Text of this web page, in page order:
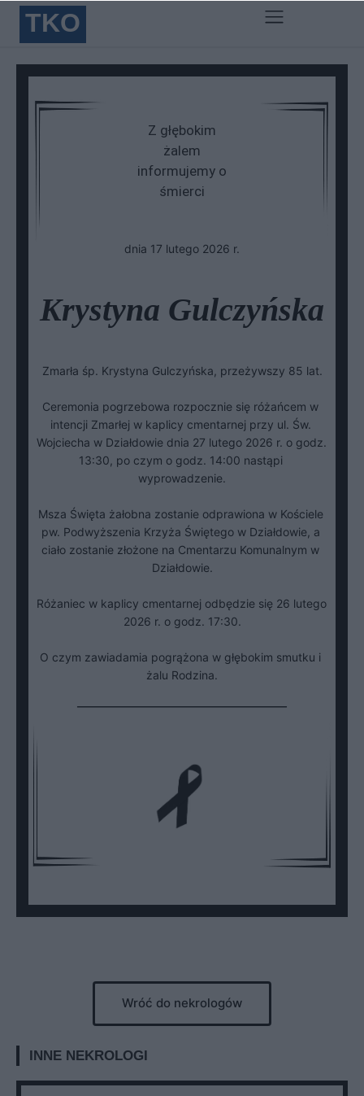
TKO
Z głębokim
żalem
informujemy o
śmierci
dnia 17 lutego 2026 r.
Krystyna Gulczyńska
Zmarła śp. Krystyna Gulczyńska, przeżywszy 85 lat.
Ceremonia pogrzebowa rozpocznie się różańcem w
intencji Zmarłej w kaplicy cmentarnej przy ul. Św.
Wojciecha w Działdowie dnia 27 lutego 2026 r. o godz.
13:30, po czym o godz. 14:00 nastąpi
wyprowadzenie.
Msza Święta żałobna zostanie odprawiona w Kościele
pw. Podwyższenia Krzyża Świętego w Działdowie, a
ciało zostanie złożone na Cmentarzu Komunalnym w
Działdowie.
Różaniec w kaplicy cmentarnej odbędzie się 26 lutego
2026 r. o godz. 17:30.
O czym zawiadamia pogrążona w głębokim smutku i
żalu Rodzina.
Wróć do nekrologów
INNE NEKROLOGI